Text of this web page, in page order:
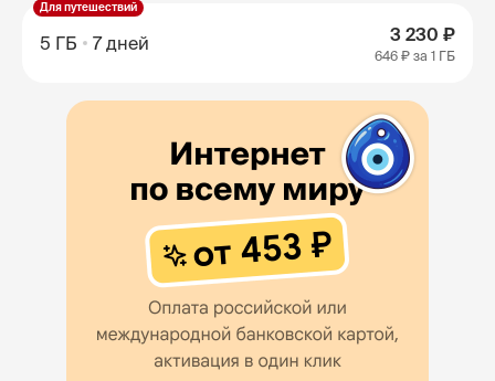
Для путешествий
5 ГБ 7 дней 3 230 ₽
646 ₽ за 1 ГБ